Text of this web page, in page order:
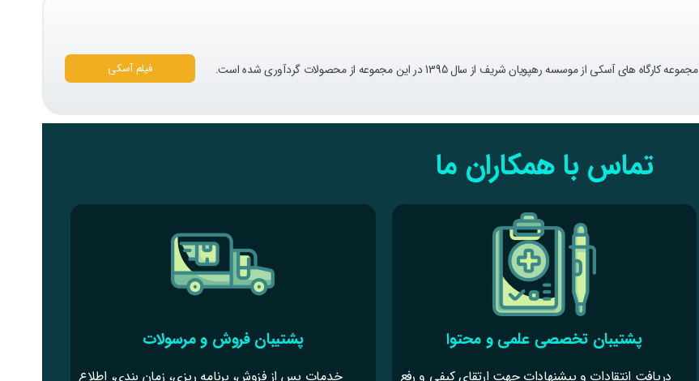
مجموعه کارگاه های آسکی از موسسه رهپویان شریف از سال 1395 در این مجموعه از محصولات گردآوری شده است. فیلم آسکی
تماس با همکاران ما
پشتیبان تخصصی علمی و محتوا
دریافت انتقادات و پیشنهادات جهت ارتقای کیفی و رفع
پشتیبان فروش و مرسولات
خدمات پس از فزوش، برنامه ریزی، زمان بندی، اطلاع